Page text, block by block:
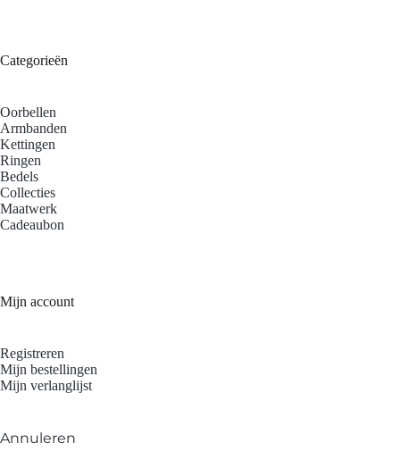
Categorieën
Oorbellen
Armbanden
Kettingen
Ringen
Bedels
Collecties
Maatwerk
Cadeaubon
Mijn account
Registreren
Mijn bestellingen
Mijn verlanglijst
Annuleren